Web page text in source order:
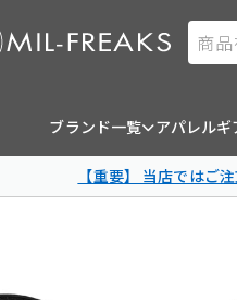
商
ブランド一覧
アパレルギ
【重要】 当店ではご